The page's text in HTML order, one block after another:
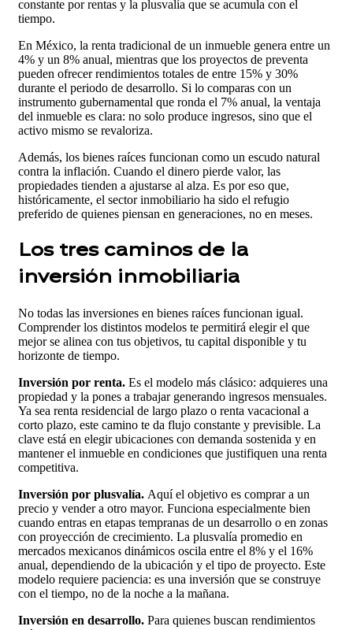
constante por rentas y la plusvalía que se acumula con el
tiempo.
En México, la renta tradicional de un inmueble genera entre un
4% y un 8% anual, mientras que los proyectos de preventa
pueden ofrecer rendimientos totales de entre 15% y 30%
durante el periodo de desarrollo. Si lo comparas con un
instrumento gubernamental que ronda el 7% anual, la ventaja
del inmueble es clara: no solo produce ingresos, sino que el
activo mismo se revaloriza.
Además, los bienes raíces funcionan como un escudo natural
contra la inflación. Cuando el dinero pierde valor, las
propiedades tienden a ajustarse al alza. Es por eso que,
históricamente, el sector inmobiliario ha sido el refugio
preferido de quienes piensan en generaciones, no en meses.
Los tres caminos de la
inversión inmobiliaria
No todas las inversiones en bienes raíces funcionan igual.
Comprender los distintos modelos te permitirá elegir el que
mejor se alinea con tus objetivos, tu capital disponible y tu
horizonte de tiempo.
Inversión por renta. Es el modelo más clásico: adquieres una
propiedad y la pones a trabajar generando ingresos mensuales.
Ya sea renta residencial de largo plazo o renta vacacional a
corto plazo, este camino te da flujo constante y previsible. La
clave está en elegir ubicaciones con demanda sostenida y en
mantener el inmueble en condiciones que justifiquen una renta
competitiva.
Inversión por plusvalía. Aquí el objetivo es comprar a un
precio y vender a otro mayor. Funciona especialmente bien
cuando entras en etapas tempranas de un desarrollo o en zonas
con proyección de crecimiento. La plusvalía promedio en
mercados mexicanos dinámicos oscila entre el 8% y el 16%
anual, dependiendo de la ubicación y el tipo de proyecto. Este
modelo requiere paciencia: es una inversión que se construye
con el tiempo, no de la noche a la mañana.
Inversión en desarrollo. Para quienes buscan rendimientos